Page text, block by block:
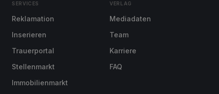
SERVICES
Reklamation
Inserieren
Trauerportal
Stellenmarkt
Immobilienmarkt
VERLAG
Mediadaten
Team
Karriere
FAQ